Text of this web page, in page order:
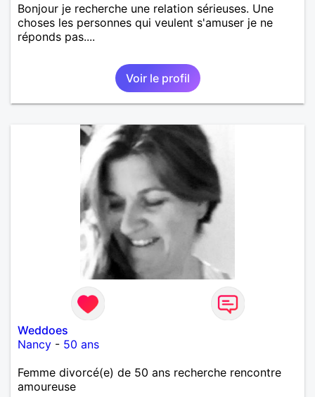
Bonjour je recherche une relation sérieuses. Une
choses les personnes qui veulent s'amuser je ne
réponds pas....
Voir le profil
Weddoes
Nancy - 50 ans
Femme divorcé(e) de 50 ans recherche rencontre
amoureuse